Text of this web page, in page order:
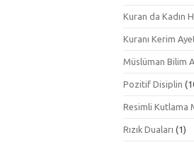
Kuran da Kadın
Kuranı Kerim
Müslüman Bilim
Pozitif Disiplin
Resimli Kutlama
Rızık Duaları (1)